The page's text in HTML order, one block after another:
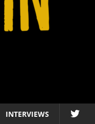
INTERVIEWS